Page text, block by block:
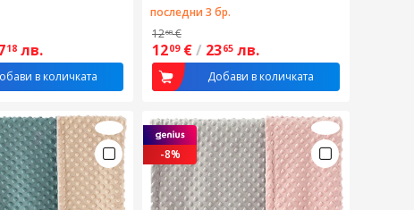
18 лв.
в количката
последни 3 бр.
1268 €
1209 €/ 2365 лв.
Добави в количката
-8%